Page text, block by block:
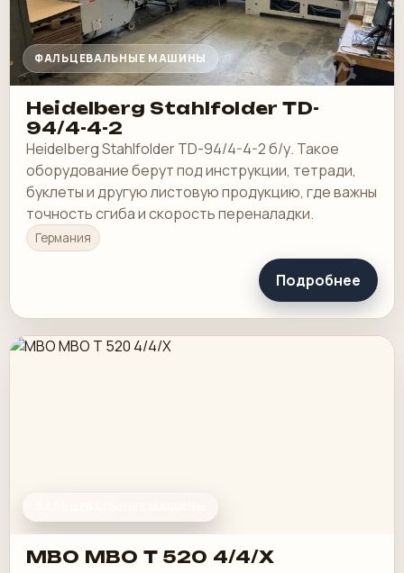
ФАЛЬЦЕВАЛЬНЫЕ МАШИНЫ
Heidelberg Stahlfolder TD-
94/4-4-2
Heidelberg Stahlfolder TD-94/4-4-2 б/у. Такое
оборудование берут под инструкции, тетради,
буклеты и другую листовую продукцию, где важны
точность сгиба и скорость переналадки.
Германия
Подробнее
MBO MBO T 520 4/4/X